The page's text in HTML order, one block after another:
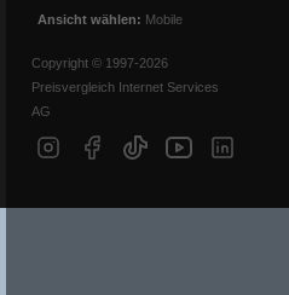
Ansicht wählen: Mobile
Copyright © 1997-2026
Preisvergleich Internet Services
AG